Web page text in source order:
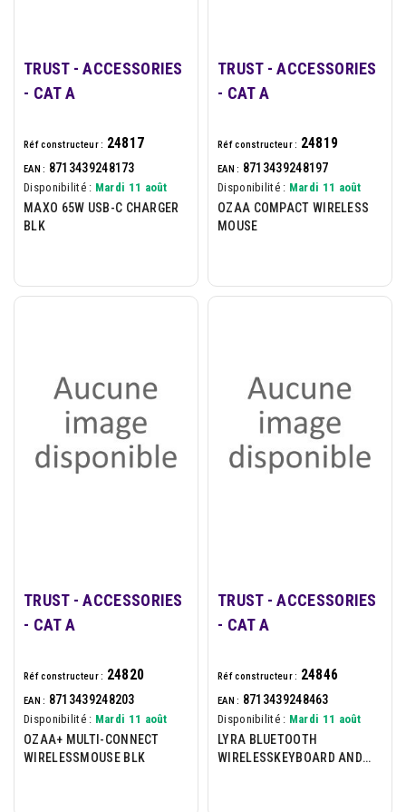
TRUST - ACCESSORIES
- CAT A
Réf constructeur : 24817
EAN : 8713439248173
Disponibilité : Mardi 11 août
MAXO 65W USB-C CHARGER
BLK
TRUST - ACCESSORIES
- CAT A
Réf constructeur : 24819
EAN : 8713439248197
Disponibilité : Mardi 11 août
OZAA COMPACT WIRELESS
MOUSE
TRUST - ACCESSORIES
- CAT A
Réf constructeur : 24820
EAN : 8713439248203
Disponibilité : Mardi 11 août
OZAA+ MULTI-CONNECT
WIRELESSMOUSE BLK
TRUST - ACCESSORIES
- CAT A
Réf constructeur : 24846
EAN : 8713439248463
Disponibilité : Mardi 11 août
LYRA BLUETOOTH
WIRELESSKEYBOARD AND